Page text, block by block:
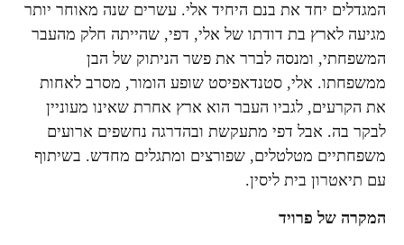
המגדלים יחד את בנם היחיד אלי. עשרים שנה מאוחר יותר
מגיעה לארץ בת דודתו של אלי, דפי, שהייתה חלק מהעבר
המשפחתי, ומנסה לברר את פשר הניתוק של הבן
ממשפחתו. אלי, סטנדאפיסט שופע הומור, מסרב לאחות
את הקרעים, לגביו העבר הוא ארץ אחרת שאינו מעוניין
לבקר בה. אבל דפי מתעקשת ובהדרגה נחשפים ארועים
משפחתיים מטלטלים, שפורצים ומתגלים מחדש. בשיתוף
עם תיאטרון בית ליסין.
המקרה של פרויד